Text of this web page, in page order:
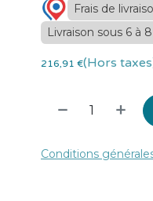
Frais de
Livraison sous 6 à
216,91 €(Hors
Conditions